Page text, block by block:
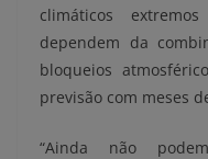
climáticos
dependem da
bloqueios
previsão com meses
“Ainda não